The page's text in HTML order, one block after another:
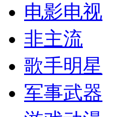
电影电视
非主流
歌手明星
军事武器